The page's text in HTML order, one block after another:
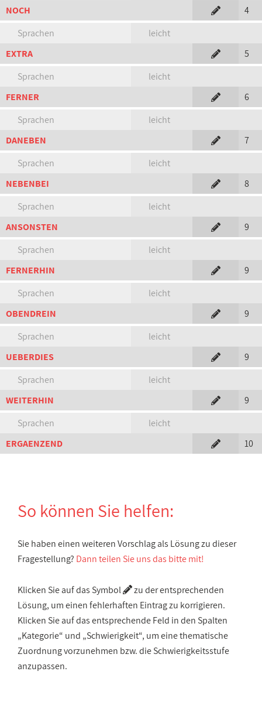
NOCH
4
Sprachen
leicht
EXTRA
5
Sprachen
leicht
FERNER
6
Sprachen
leicht
DANEBEN
7
Sprachen
leicht
NEBENBEI
8
Sprachen
leicht
ANSONSTEN
9
Sprachen
leicht
FERNERHIN
9
Sprachen
leicht
OBENDREIN
9
Sprachen
leicht
UEBERDIES
9
Sprachen
leicht
WEITERHIN
9
Sprachen
leicht
ERGAENZEND
10
So können Sie helfen:
Sie haben einen weiteren Vorschlag als Lösung zu dieser
Fragestellung? Dann teilen Sie uns das bitte mit!
Klicken Sie auf das Symbol
zu der entsprechenden
Lösung, um einen fehlerhaften Eintrag zu korrigieren.
Klicken Sie auf das entsprechende Feld in den Spalten
„Kategorie“ und „Schwierigkeit“, um eine thematische
Zuordnung vorzunehmen bzw. die Schwierigkeitsstufe
anzupassen.